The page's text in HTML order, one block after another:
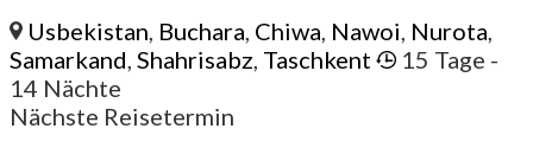
Usbekistan, Buchara, Chiwa, Nawoi, Nurota,
Samarkand, Shahrisabz, Taschkent 15 Tage -
14 Nächte
Nächste Reisetermin